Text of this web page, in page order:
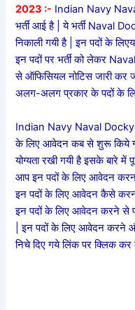
2023 :- Indian Navy
भर्ती आई है | ये भर्ती Naval
निकाली गयी है | इन पदों के
इन पदों पर भर्ती को लेकर
से ऑफिसियल नोटिस जारी कर
अलग-अलग प्रकार के पदों के लिए
Indian Navy Naval
के लिए आवेदन कब से शुरू किये
योग्यता रखी गयी है इसके बारे में
आप इन पदों के लिए आवेदन
इन पदों के लिए आवेदन कैसे करना
इन पदों के लिए आवेदन करने से
| इन पदों के लिए आवेदन करने
निचे दिए गये लिंक पर क्लिक